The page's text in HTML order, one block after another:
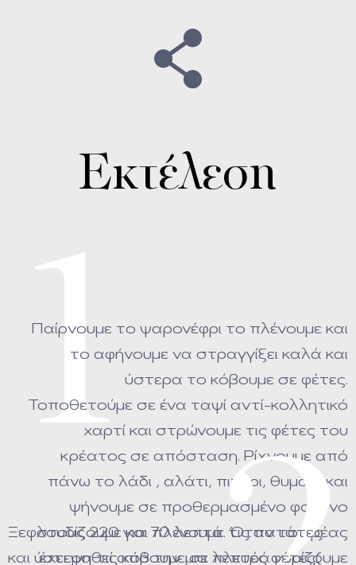
Εκτέλεση
1
Παίρνουμε το ψαρονέφρι το πλένουμε και
το αφήνουμε να στραγγίξει καλά και
ύστερα το κόβουμε σε φέτες.
Τοποθετούμε σε ένα ταψί αντί-κολλητικό
χαρτί και στρώνουμε τις φέτες του
κρέατος σε απόσταση. Ρίχνουμε από
πάνω το λάδι , αλάτι, πιπέρι, θυμάρι και
ψήνουμε σε προθερμασμένο φούρνο
στους 220 για 70 λεπτά. Όταν το κρέας
έχει ψηθεί από την μια πλευρά γυρίζουμε
Ξεφλουδίζουμε και πλένουμε τις πατάτες
και ύστερα τις κόβουμε σε λεπτές φέτες(